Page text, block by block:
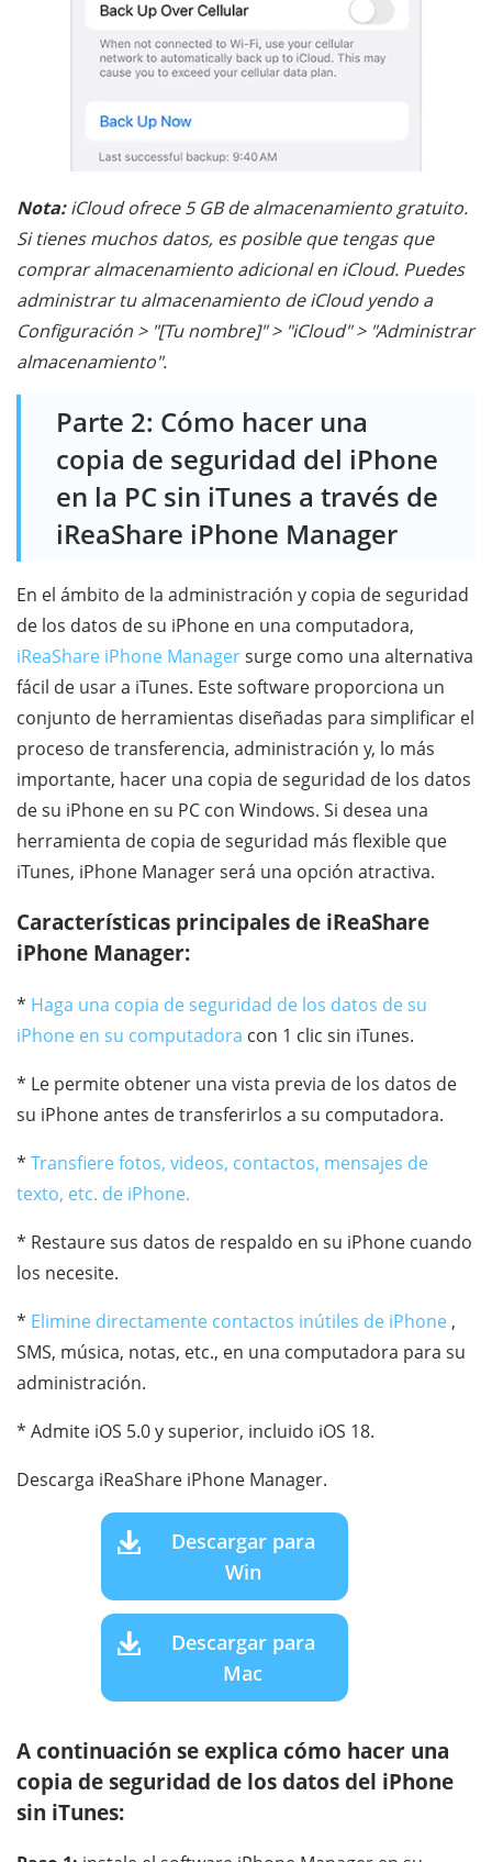
Nota:iCloud ofrece 5 GB de almacenamiento gratuito.
Si tienes muchos datos, es posible que tengas que
comprar almacenamiento adicional en iCloud. Puedes
administrar tu almacenamiento de iCloud yendo a
Configuración > "[Tu nombre]" > "iCloud" > "Administrar
almacenamiento".
Parte 2: Cómo hacer una
copia de seguridad del iPhone
en la PC sin iTunes a través de
iReaShare iPhone Manager
En el ámbito de la administración y copia de seguridad
de los datos de su iPhone en una computadora,
iReaShare iPhone Managersurge como una alternativa
fácil de usar a iTunes. Este software proporciona un
conjunto de herramientas diseñadas para simplificar el
proceso de transferencia, administración y, lo más
importante, hacer una copia de seguridad de los datos
de su iPhone en su PC con Windows. Si desea una
herramienta de copia de seguridad más flexible que
iTunes, iPhone Manager será una opción atractiva.
Características principales de iReaShare
iPhone Manager:
* Haga una copia de seguridad de los datos de su
iPhone en su computadora con 1 clic sin iTunes.
* Le permite obtener una vista previa de los datos de
su iPhone antes de transferirlos a su computadora.
* Transfiere fotos, videos, contactos, mensajes de
texto, etc. de iPhone.
* Restaure sus datos de respaldo en su iPhone cuando
los necesite.
* Elimine directamente contactos inútiles de iPhone ,
SMS, música, notas, etc., en una computadora para su
administración.
* Admite iOS 5.0 y superior, incluido iOS 18.
Descarga iReaShare iPhone Manager.
Descargar para
Win
Descargar para
Mac
A continuación se explica cómo hacer una
copia de seguridad de los datos del iPhone
sin iTunes: